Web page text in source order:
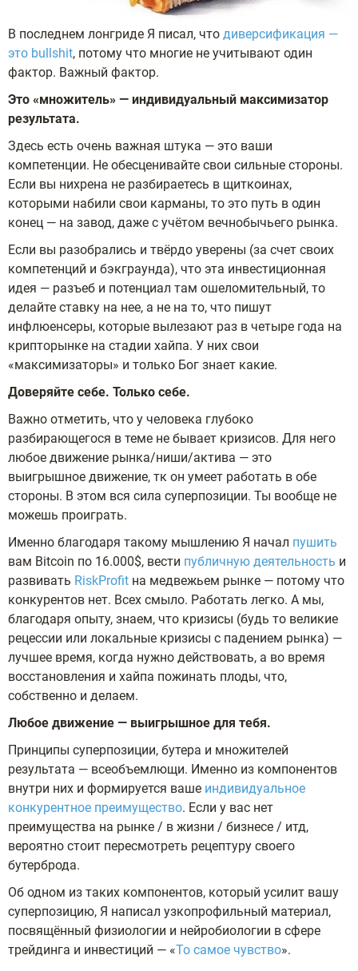
В последнем лонгриде Я писал, что диверсификация —
это bullshit, потому что многие не учитывают один
фактор. Важный фактор.
Это «множитель» — индивидуальный максимизатор
результата.
Здесь есть очень важная штука — это ваши
компетенции. Не обесценивайте свои сильные стороны.
Если вы нихрена не разбираетесь в щиткоинах,
которыми набили свои карманы, то это путь в один
конец — на завод, даже с учётом вечнобычьего рынка.
Если вы разобрались и твёрдо уверены (за счет своих
компетенций и бэкграунда), что эта инвестиционная
идея — разъеб и потенциал там ошеломительный, то
делайте ставку на нее, а не на то, что пишут
инфлюенсеры, которые вылезают раз в четыре года на
крипторынке на стадии хайпа. У них свои
«максимизаторы» и только Бог знает какие.
Доверяйте себе. Только себе.
Важно отметить, что у человека глубоко
разбирающегося в теме не бывает кризисов. Для него
любое движение рынка/ниши/актива — это
выигрышное движение, тк он умеет работать в обе
стороны. В этом вся сила суперпозиции. Ты вообще не
можешь проиграть.
Именно благодаря такому мышлению Я начал пушить
вам Bitcoin по 16.000$, вести публичную деятельность и
развивать RiskProfit на медвежьем рынке — потому что
конкурентов нет. Всех смыло. Работать легко. А мы,
благодаря опыту, знаем, что кризисы (будь то великие
рецессии или локальные кризисы с падением рынка) —
лучшее время, когда нужно действовать, а во время
восстановления и хайпа пожинать плоды, что,
собственно и делаем.
Любое движение — выигрышное для тебя.
Принципы суперпозиции, бутера и множителей
результата — всеобъемлющи. Именно из компонентов
внутри них и формируется ваше индивидуальное
конкурентное преимущество. Если у вас нет
преимущества на рынке / в жизни / бизнесе / итд,
вероятно стоит пересмотреть рецептуру своего
бутерброда.
Об одном из таких компонентов, который усилит вашу
суперпозицию, Я написал узкопрофильный материал,
посвящённый физиологии и нейробиологии в сфере
трейдинга и инвестиций — «То самое чувство».